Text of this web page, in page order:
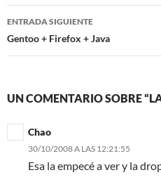
entradas
ENTRADA SIGUIENTE
Gentoo + Firefox + Java
UN COMENTARIO SOBRE
Chao
30/10/2008 A LAS 12:21:55
Esa la empecé a ver y la